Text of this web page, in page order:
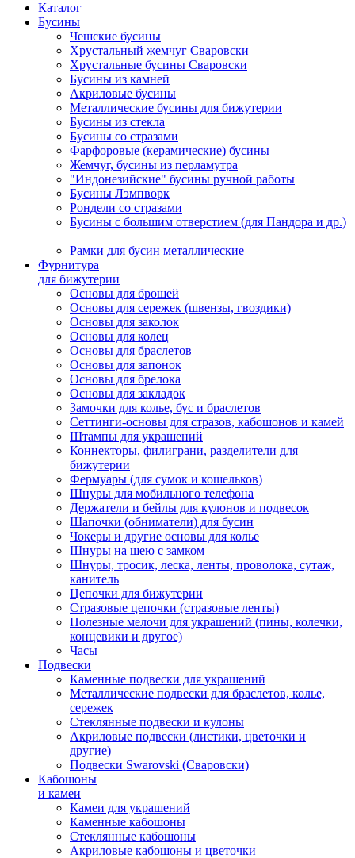
Каталог
Бусины
Чешские бусины
Хрустальный жемчуг Сваровски
Хрустальные бусины Сваровски
Бусины из камней
Акриловые бусины
Металлические бусины для бижутерии
Бусины из стекла
Бусины со стразами
Фарфоровые (керамические) бусины
Жемчуг, бусины из перламутра
"Индонезийские" бусины ручной работы
Бусины Лэмпворк
Рондели со стразами
Бусины с большим отверстием (для Пандора и др.)
Рамки для бусин металлические
Фурнитура
для бижутерии
Основы для брошей
Основы для сережек (швензы, гвоздики)
Основы для заколок
Основы для колец
Основы для браслетов
Основы для запонок
Основы для брелока
Основы для закладок
Замочки для колье, бус и браслетов
Сеттинги-основы для стразов, кабошонов и камей
Штампы для украшений
Коннекторы, филиграни, разделители для
бижутерии
Фермуары (для сумок и кошельков)
Шнуры для мобильного телефона
Держатели и бейлы для кулонов и подвесок
Шапочки (обниматели) для бусин
Чокеры и другие основы для колье
Шнуры на шею с замком
Шнуры, тросик, леска, ленты, проволока, сутаж,
канитель
Цепочки для бижутерии
Стразовые цепочки (стразовые ленты)
Полезные мелочи для украшений (пины, колечки,
концевики и другое)
Часы
Подвески
Каменные подвески для украшений
Металлические подвески для браслетов, колье,
сережек
Стеклянные подвески и кулоны
Акриловые подвески (листики, цветочки и
другие)
Подвески Swarovski (Сваровски)
Кабошоны
и камеи
Камеи для украшений
Каменные кабошоны
Стеклянные кабошоны
Акриловые кабошоны и цветочки